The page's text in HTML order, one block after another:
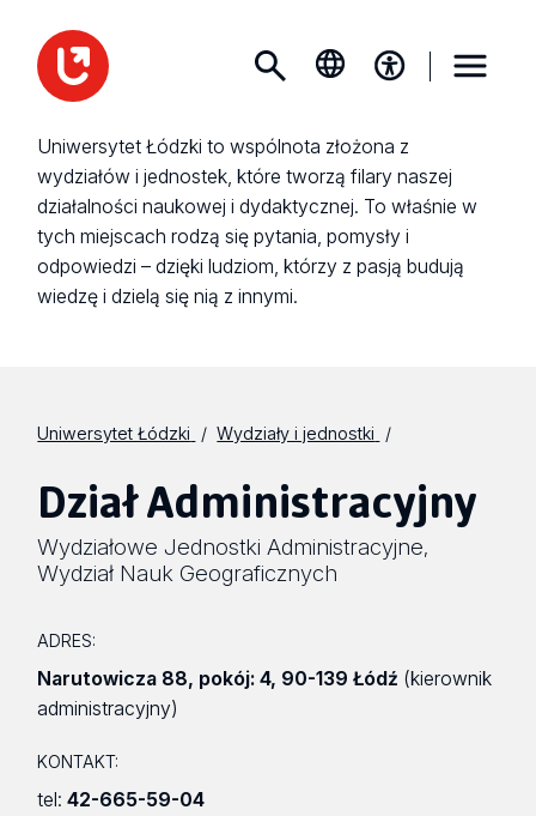
Uniwersytet Łódzki to wspólnota złożona z
wydziałów i jednostek, które tworzą filary naszej
działalności naukowej i dydaktycznej. To właśnie w
tych miejscach rodzą się pytania, pomysły i
odpowiedzi – dzięki ludziom, którzy z pasją budują
wiedzę i dzielą się nią z innymi.
Uniwersytet Łódzki Wydziały i jednostki
Dział Administracyjny
Wydziałowe Jednostki Administracyjne,
Wydział Nauk Geograficznych
ADRES:
Narutowicza 88, pokój: 4, 90-139 Łódź (kierownik
administracyjny)
KONTAKT:
tel:42-665-59-04